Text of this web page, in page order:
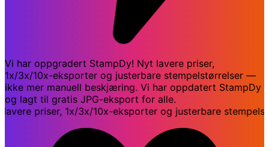
Vi har oppgradert StampDy! Nyt lavere priser,
1x/3x/10x-eksporter og justerbare stempelstørrelser —
ikke mer manuell beskjæring. Vi har oppdatert StampDy
og lagt til gratis JPG-eksport for alle.
priser, 1x/3x/10x-eksporter og justerbare